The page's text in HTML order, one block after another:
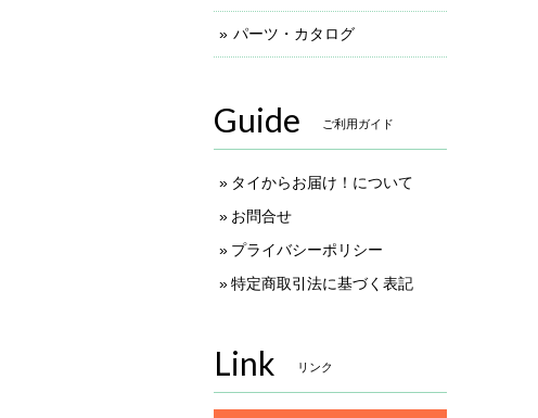
パーツ・カタログ
Guide ご利用ガイド
タイからお届け！について
お問合せ
プライバシーポリシー
特定商取引法に基づく表記
Link リンク